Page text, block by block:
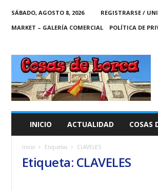
SÁBADO, AGOSTO 8, 2026
REGISTRARSE /
MARKET – GALERÍA COMERCIAL
POLÍTICA DE
C
A
S
INICIO ACTUALIDAD COSAS
Inicio Etiquetas CLAVELES
Etiqueta: CLAVELES